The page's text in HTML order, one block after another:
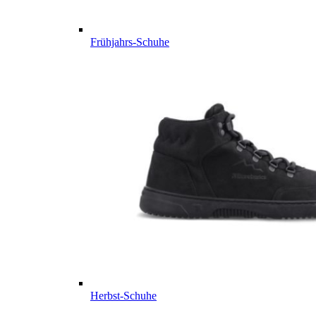
Frühjahrs-Schuhe
Herbst-Schuhe